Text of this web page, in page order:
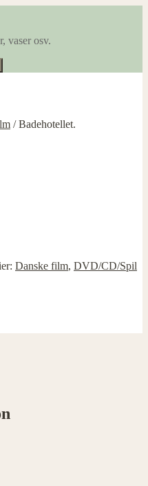
vaser osv.
/Badehotellet.
Danske film, DVD/CD/Spil